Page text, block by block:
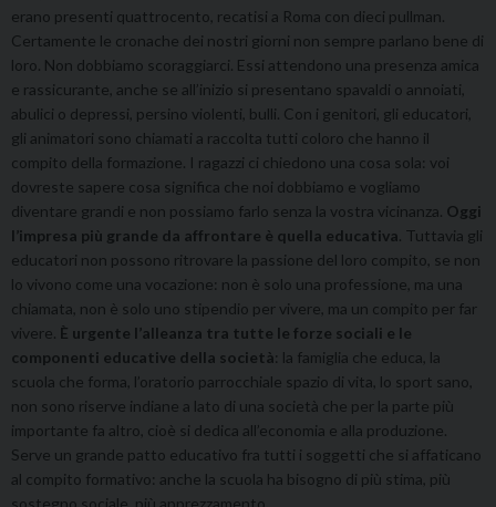
erano presenti quattrocento, recatisi a Roma con dieci pullman.
Certamente le cronache dei nostri giorni non sempre parlano bene di
loro. Non dobbiamo scoraggiarci. Essi attendono una presenza amica
e rassicurante, anche se all’inizio si presentano spavaldi o annoiati,
abulici o depressi, persino violenti, bulli. Con i genitori, gli educatori,
gli animatori sono chiamati a raccolta tutti coloro che hanno il
compito della formazione. I ragazzi ci chiedono una cosa sola: voi
dovreste sapere cosa significa che noi dobbiamo e vogliamo
diventare grandi e non possiamo farlo senza la vostra vicinanza. Oggi
l’impresa più grande da affrontare è quella educativa . Tuttavia gli
educatori non possono ritrovare la passione del loro compito, se non
lo vivono come una vocazione: non è solo una professione, ma una
chiamata, non è solo uno stipendio per vivere, ma un compito per far
vivere. È urgente l’alleanza tra tutte le forze sociali e le
componenti educative della società: la famiglia che educa, la
scuola che forma, l’oratorio parrocchiale spazio di vita, lo sport sano,
non sono riserve indiane a lato di una società che per la parte più
importante fa altro, cioè si dedica all’economia e alla produzione.
Serve un grande patto educativo fra tutti i soggetti che si affaticano
al compito formativo: anche la scuola ha bisogno di più stima, più
sostegno sociale, più apprezzamento.